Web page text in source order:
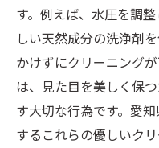
す。例えば、水圧を調
しい天然成分の洗浄剤
かけずにクリーニング
は、見た目を美しく保
す大切な行為です。愛
するこれらの優しいク